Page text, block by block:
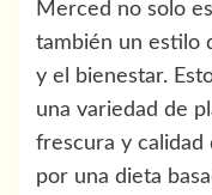
Merced no solo
también un estilo
y el bienestar.
una variedad de
frescura y calidad
por una dieta